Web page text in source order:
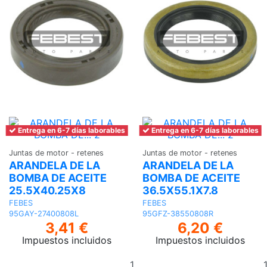
Entrega en 6-7 días laborables
Juntas de motor - retenes
ARANDELA DE LA
BOMBA DE ACEITE
25.5X40.25X8
FEBES
95GAY-27400808L
3,41 €
Impuestos incluidos
Entrega en 6-7 días laborables
Juntas de motor - retenes
ARANDELA DE LA
BOMBA DE ACEITE
36.5X55.1X7.8
FEBES
95GFZ-38550808R
6,20 €
Impuestos incluidos